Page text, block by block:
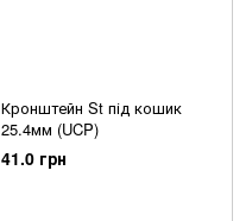
Кронштейн St під кошик
25.4мм (UCP)
41.0 грн